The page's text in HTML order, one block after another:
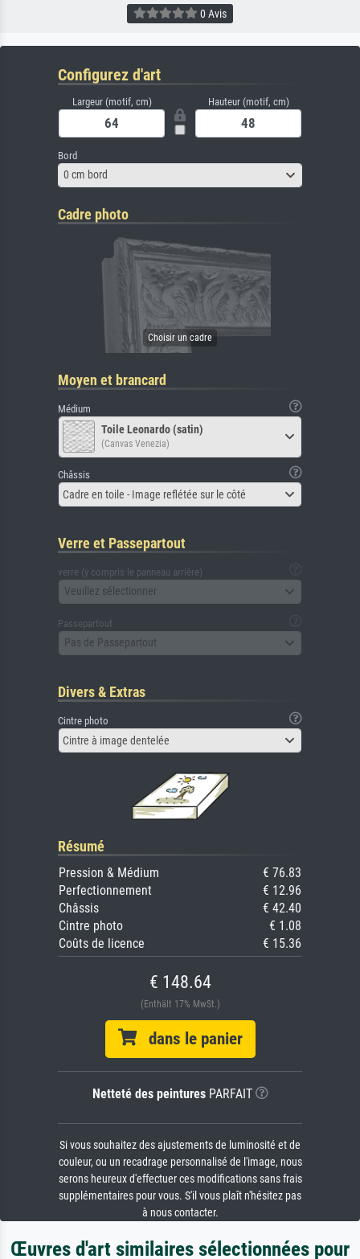
0 Avis
Configurez d'art
Largeur (motif, cm) Hauteur (motif, cm)
Bord
0 cm bord
Cadre photo
Moyen et brancard
Médium
Toile Leonardo (satin)
(Canvas Venezia)
Châssis
Cadre en toile - Image reflétée sur le côté
Verre et Passepartout
verre (y compris le panneau arrière)
Veuillez sélectionner
Passepartout
Pas de Passepartout
Divers & Extras
Cintre photo
Cintre à image dentelée
Résumé
Pression & Médium
€ 76.83
Perfectionnement
€ 12.96
Châssis
€ 42.40
Cintre photo
€ 1.08
Coûts de licence
€ 15.36
€ 148.64
(Enthält 17% MwSt.)
dans le panier
Netteté des peinturesPARFAIT
Si vous souhaitez des ajustements de luminosité et de
couleur, ou un recadrage personnalisé de l'image, nous
serons heureux d'effectuer ces modifications sans frais
supplémentaires pour vous. S'il vous plaît n'hésitez pas
à nous contacter.
Œuvres d'art similaires sélectionnées pour